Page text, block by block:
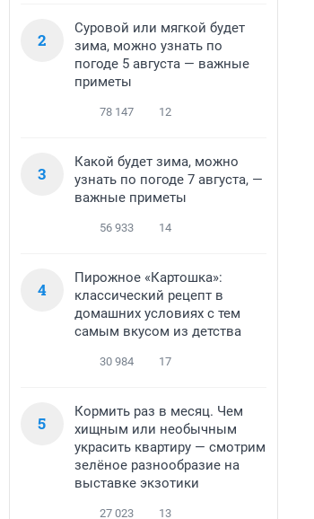
2
Суровой или мягкой будет
зима, можно узнать по
погоде 5 августа — важные
приметы
78 147 12
3
Какой будет зима, можно
узнать по погоде 7 августа, —
важные приметы
56 933 14
4
Пирожное «Картошка»:
классический рецепт в
домашних условиях с тем
самым вкусом из детства
30 984 17
5
Кормить раз в месяц. Чем
хищным или необычным
украсить квартиру — смотрим
зелёное разнообразие на
выставке экзотики
27 023 13